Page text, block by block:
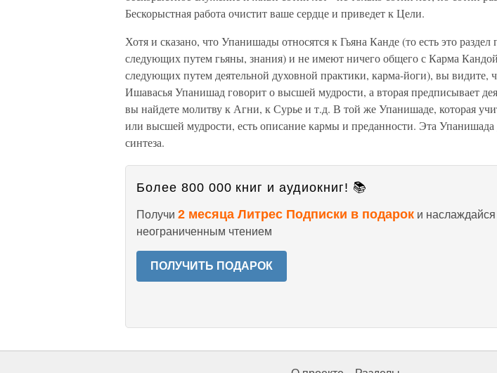
Бескорыстная работа очистит ваше сердце и приведет к Цели.
Хотя и сказано, что Упанишады относятся к Гьяна Канде (то есть это раздел
следующих путем гьяны, знания) и не имеют ничего общего с Карма
следующих путем деятельной духовной практики, карма-йоги), вы видите,
Ишавасья Упанишад говорит о высшей мудрости, а вторая предписывает
вы найдете молитву к Агни, к Сурье и т.д. В той же Упанишаде, которая
или высшей мудрости, есть описание кармы и преданности. Эта Упанишада
синтеза.
Более 800 000 книг и аудиокниг! 📚
Получи 2 месяца Литрес Подписки в подарок и наслаждайся
неограниченным чтением
ПОЛУЧИТЬ ПОДАРОК